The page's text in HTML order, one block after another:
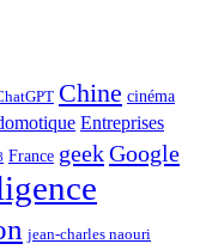
Chine cinéma
Entreprises
France geekGoogle
jean-charles naouri